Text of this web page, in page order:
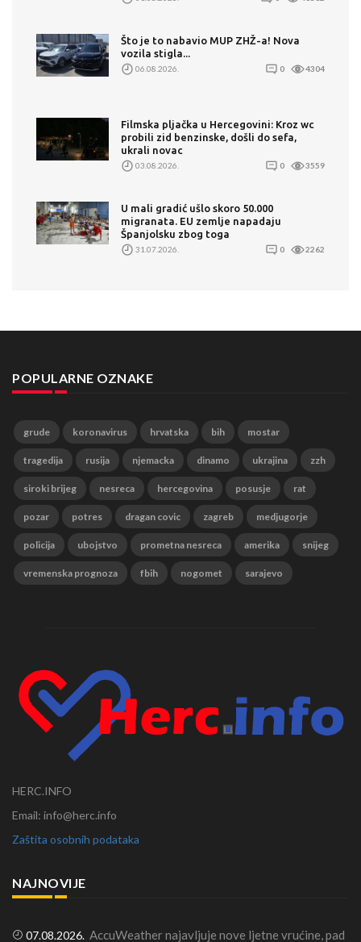
Što je to nabavio MUP ZHŽ-a! Nova
vozila stigla...
06.08.2026. 0 4304
Filmska pljačka u Hercegovini: Kroz wc
probili zid benzinske, došli do sefa,
ukrali novac
03.08.2026. 0 3559
U mali gradić ušlo skoro 50.000
migranata. EU zemlje napadaju
Španjolsku zbog toga
31.07.2026. 0 2262
POPULARNE OZNAKE
grude koronavirus hrvatska bih mostar
tragedija rusija njemacka dinamo ukrajina zzh
siroki brijeg nesreca hercegovina posusje rat
pozar potres dragan covic zagreb medjugorje
policija ubojstvo prometna nesreca amerika snijeg
vremenska prognoza fbih nogomet sarajevo
HERC.INFO
Email: info@herc.info
Zaštita osobnih podataka
NAJNOVIJE
07.08.2026. AccuWeather najavljuje nove ljetne vrućine, pad